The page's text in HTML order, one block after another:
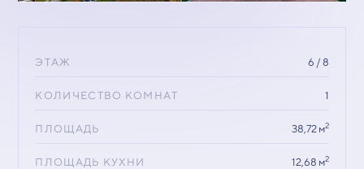
ЭТАЖ 6 / 8
КОЛИЧЕСТВО КОМНАТ 1
ПЛОЩАДЬ 38,72 м2
ПЛОЩАДЬ КУХНИ 12,68 м2